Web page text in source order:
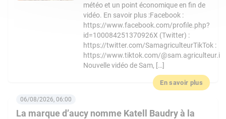
météo et un point économique en fin de
vidéo. En savoir plus :Facebook :
https://www.facebook.com/profile.php?
id=100084251370926X (Twitter) :
https://twitter.com/SamagriculteurTikTok :
https://www.tiktok.com/@sam.agriculteur.i
Nouvelle vidéo de Sam, […]
En savoir plus
La marque d’aucy nomme Katell Baudry à la
06/08/2026, 06:00